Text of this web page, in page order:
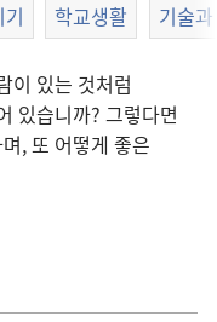
학교생활 기술
이 있는 것처럼
있습니까? 그렇다면
, 또 어떻게 좋은